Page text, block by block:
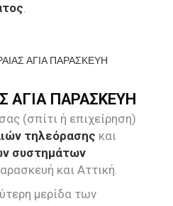
.
ΑΓΙΑ ΠΑΡΑΣΚΕΥΗ
(σπίτι ή επιχείρηση)
τηλεόρασης και
συστημάτων
και Αττική.
μερίδα των